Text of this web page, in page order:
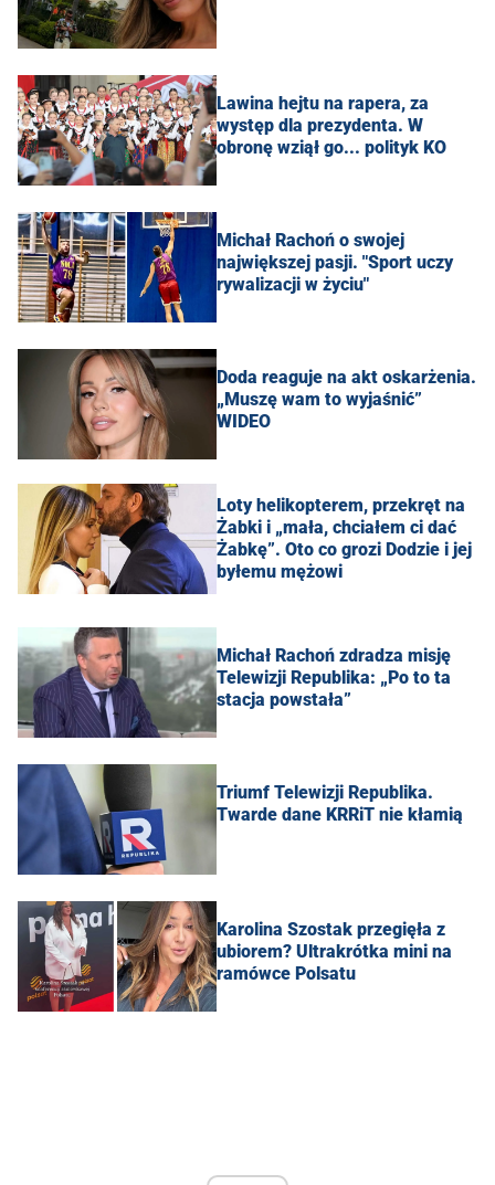
Lawina hejtu na rapera, za
występ dla prezydenta. W
obronę wziął go... polityk KO
Michał Rachoń o swojej
największej pasji. "Sport uczy
rywalizacji w życiu"
Doda reaguje na akt oskarżenia.
„Muszę wam to wyjaśnić”
WIDEO
Loty helikopterem, przekręt na
Żabki i „mała, chciałem ci dać
Żabkę”. Oto co grozi Dodzie i jej
byłemu mężowi
Michał Rachoń zdradza misję
Telewizji Republika: „Po to ta
stacja powstała”
Triumf Telewizji Republika.
Twarde dane KRRiT nie kłamią
Karolina Szostak przegięła z
ubiorem? Ultrakrótka mini na
ramówce Polsatu